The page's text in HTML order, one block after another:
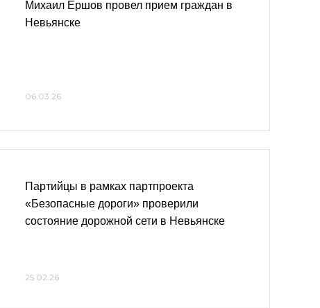
Михаил Ершов провел прием граждан в
Невьянске
06.03.26
Партийцы в рамках партпроекта
«Безопасные дороги» проверили
состояние дорожной сети в Невьянске
25.02.26